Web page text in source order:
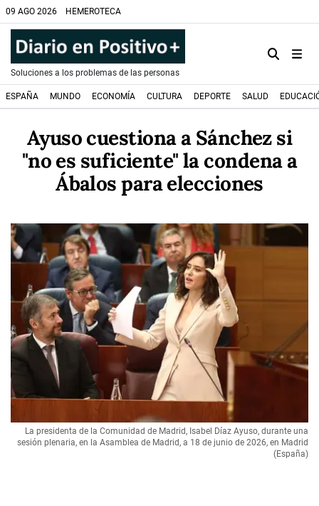
09 AGO 2026 HEMEROTECA
Soluciones a los problemas de las personas
ESPAÑA MUNDO ECONOMÍA CULTURA DEPORTE SALUD
Ayuso cuestiona a Sánchez si
"no es suficiente" la condena a
Ábalos para elecciones
La presidenta de la Comunidad de Madrid, Isabel Díaz Ayuso, durante una
sesión plenaria, en la Asamblea de Madrid, a 18 de junio de 2026, en Madrid
(España)